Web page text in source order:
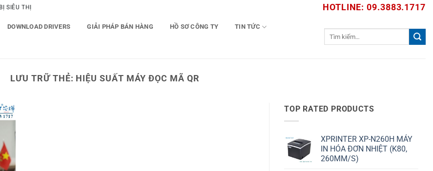
SIÊU THỊ HOTLINE: 09.3883.1717
DOWNLOAD DRIVERS GIẢI PHÁP BÁN HÀNG HỒ SƠ CÔNG TY TIN TỨC
LƯU TRỮ THẺ: HIỆU SUẤT MÁY ĐỌC MÃ QR
TOP RATED PRODUCTS
XPRINTER XP-N260H MÁY
IN HÓA ĐƠN NHIỆT (K80,
260MM/S)